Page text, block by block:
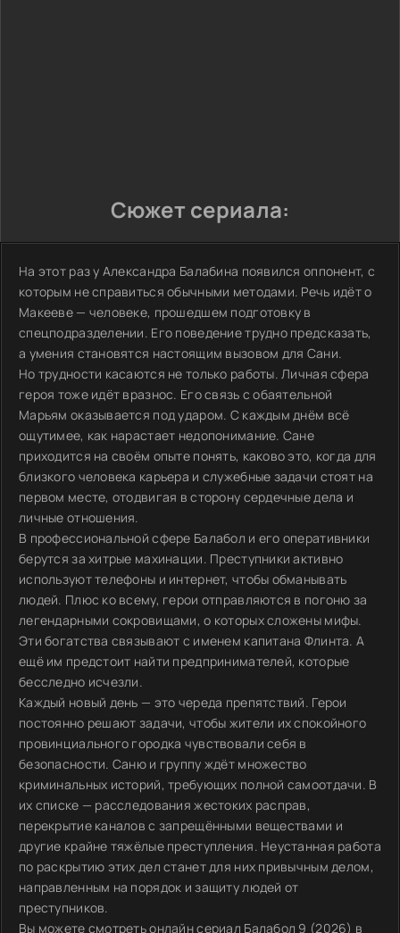
Сюжет сериала:
На этот раз у Александра Балабина появился оппонент, с
которым не справиться обычными методами. Речь идёт о
Макееве — человеке, прошедшем подготовку в
спецподразделении. Его поведение трудно предсказать,
а умения становятся настоящим вызовом для Сани.
Но трудности касаются не только работы. Личная сфера
героя тоже идёт вразнос. Его связь с обаятельной
Марьям оказывается под ударом. С каждым днём всё
ощутимее, как нарастает недопонимание. Сане
приходится на своём опыте понять, каково это, когда для
близкого человека карьера и служебные задачи стоят на
первом месте, отодвигая в сторону сердечные дела и
личные отношения.
В профессиональной сфере Балабол и его оперативники
берутся за хитрые махинации. Преступники активно
используют телефоны и интернет, чтобы обманывать
людей. Плюс ко всему, герои отправляются в погоню за
легендарными сокровищами, о которых сложены мифы.
Эти богатства связывают с именем капитана Флинта. А
ещё им предстоит найти предпринимателей, которые
бесследно исчезли.
Каждый новый день — это череда препятствий. Герои
постоянно решают задачи, чтобы жители их спокойного
провинциального городка чувствовали себя в
безопасности. Саню и группу ждёт множество
криминальных историй, требующих полной самоотдачи. В
их списке — расследования жестоких расправ,
перекрытие каналов с запрещёнными веществами и
другие крайне тяжёлые преступления. Неустанная работа
по раскрытию этих дел станет для них привычным делом,
направленным на порядок и защиту людей от
преступников.
Вы можете смотреть онлайн сериал Балабол 9 (2026) в